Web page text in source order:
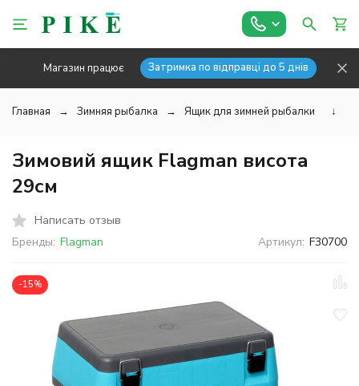
Магазин працює Затримка по відправці до 5 днів
Главная Зимняя рыбалка Ящик для зимней рыбалки ↓
Зимовий ящик Flagman висота
29см
Написать отзыв
Бренды: Flagman Артикул: F30700
-15%